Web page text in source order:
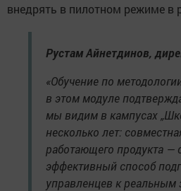
внедрять в пилотном режиме в
Рустам Айнетдинов,
«Обучение по
в этом модуле
мы видим в кампусах
несколько лет:
работающего продукта —
эффективный способ
управленцев к реальным